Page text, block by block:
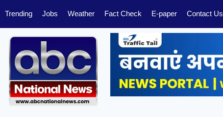
Trending Jobs Weather Fact Check E-paper Contact Us